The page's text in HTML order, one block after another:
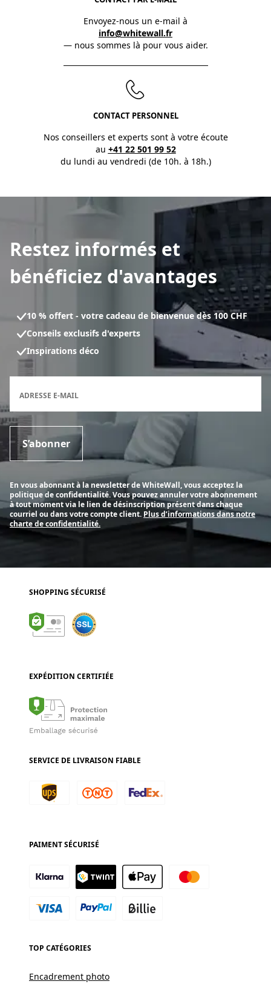
Envoyez-nous un e-mail à
info@whitewall.fr
— nous sommes là pour vous aider.
CONTACT PERSONNEL
Nos conseillers et experts sont à votre écoute
au +41 22 501 99 52
du lundi au vendredi (de 10h. à 18h.)
Restez informés et
bénéficiez d'avantages
10 % offert - votre cadeau de bienvenue dès 100 CHF
Conseils exclusifs d'experts
Inspirations déco
ADRESSE E-MAIL
S’abonner
En vous abonnant à la newsletter de WhiteWall, vous acceptez la
politique de confidentialité. Vous pouvez annuler votre abonnement
à tout moment via le lien de désinscription présent dans chaque
courriel ou dans votre compte client. Plus d’informations dans notre
charte de confidentialité.
SHOPPING SÉCURISÉ
EXPÉDITION CERTIFIÉE
SERVICE DE LIVRAISON FIABLE
PAIMENT SÉCURISÉ
TOP CATÉGORIES
Encadrement photo